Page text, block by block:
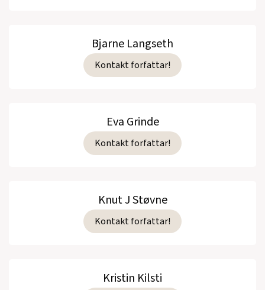
Bjarne Langseth
Kontakt forfattar!
Eva Grinde
Kontakt forfattar!
Knut J Støvne
Kontakt forfattar!
Kristin Kilsti